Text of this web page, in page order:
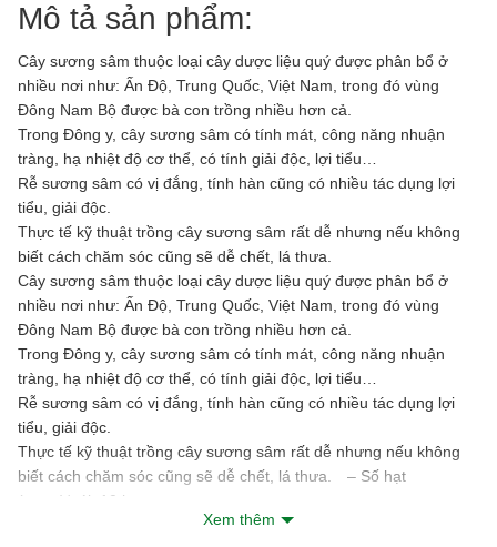
Mô tả sản phẩm:
Cây sương sâm thuộc loại cây dược liệu quý được phân bổ ở
nhiều nơi như: Ấn Độ, Trung Quốc, Việt Nam, trong đó vùng
Đông Nam Bộ được bà con trồng nhiều hơn cả.
Trong Đông y, cây sương sâm có tính mát, công năng nhuận
tràng, hạ nhiệt độ cơ thể, có tính giải độc, lợi tiểu…
Rễ sương sâm có vị đắng, tính hàn cũng có nhiều tác dụng lợi
tiểu, giải độc.
Thực tế kỹ thuật trồng cây sương sâm rất dễ nhưng nếu không
biết cách chăm sóc cũng sẽ dễ chết, lá thưa.
Cây sương sâm thuộc loại cây dược liệu quý được phân bổ ở
nhiều nơi như: Ấn Độ, Trung Quốc, Việt Nam, trong đó vùng
Đông Nam Bộ được bà con trồng nhiều hơn cả.
Trong Đông y, cây sương sâm có tính mát, công năng nhuận
tràng, hạ nhiệt độ cơ thể, có tính giải độc, lợi tiểu…
Rễ sương sâm có vị đắng, tính hàn cũng có nhiều tác dụng lợi
tiểu, giải độc.
Thực tế kỹ thuật trồng cây sương sâm rất dễ nhưng nếu không
biết cách chăm sóc cũng sẽ dễ chết, lá thưa. – Số hạt
(gram)/gói: 10 hạt
Độ sạch >=99%. Độ nảy mầm >=85%. Độ ẩm <=10%.
Xem thêm